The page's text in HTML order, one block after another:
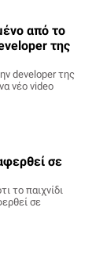
από το
της
developer της
νέο video
σε
το παιχνίδι
σε